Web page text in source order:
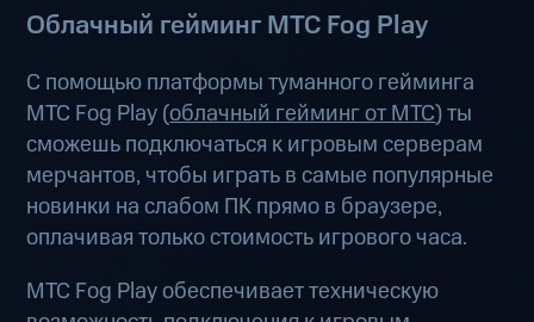
Облачный гейминг МТС Fog Play
С помощью платформы туманного гейминга
МТС Fog Play (облачный гейминг от МТС) ты
сможешь подключаться к игровым серверам
мерчантов, чтобы играть в самые популярные
новинки на слабом ПК прямо в браузере,
оплачивая только стоимость игрового часа.
МТС Fog Play обеспечивает техническую